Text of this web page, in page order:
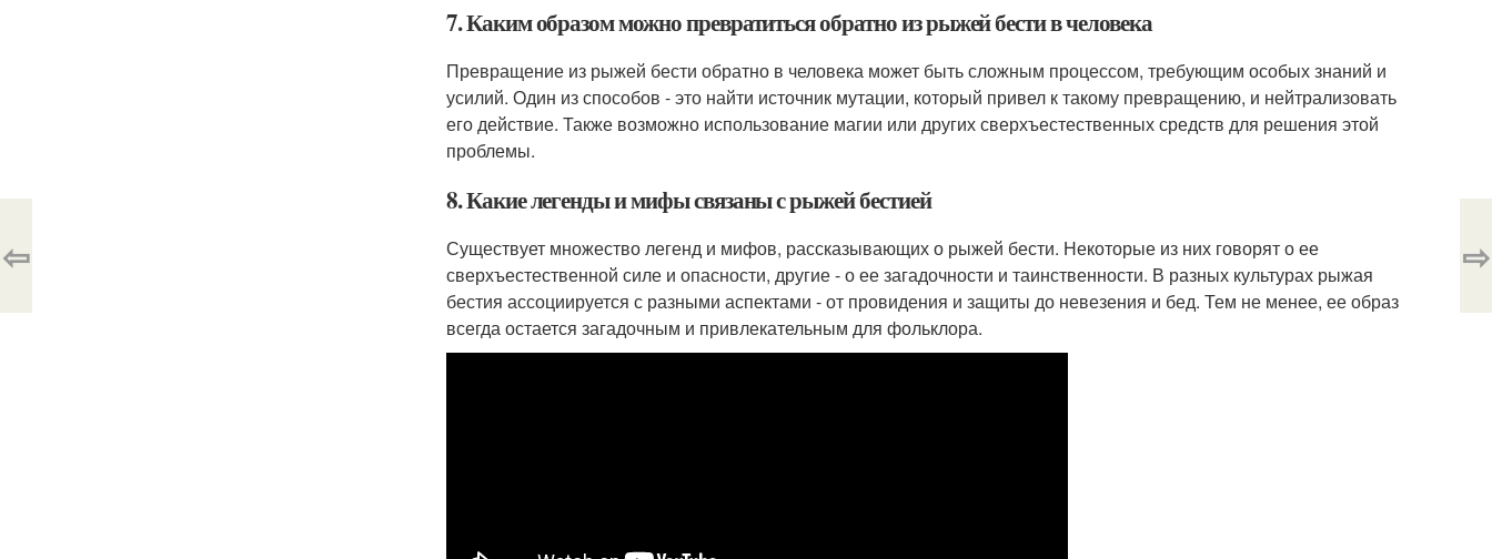
7. Каким образом можно превратиться обратно из рыжей бести в человека
Превращение из рыжей бести обратно в человека может быть сложным процессом, требующим особых знаний и
усилий. Один из способов - это найти источник мутации, который привел к такому превращению, и нейтрализовать
его действие. Также возможно использование магии или других сверхъестественных средств для решения этой
проблемы.
8. Какие легенды и мифы связаны с рыжей бестией
Существует множество легенд и мифов, рассказывающих о рыжей бести. Некоторые из них говорят о ее
сверхъестественной силе и опасности, другие - о ее загадочности и таинственности. В разных культурах рыжая
бестия ассоциируется с разными аспектами - от провидения и защиты до невезения и бед. Тем не менее, ее образ
всегда остается загадочным и привлекательным для фольклора.
⇦ ⇨